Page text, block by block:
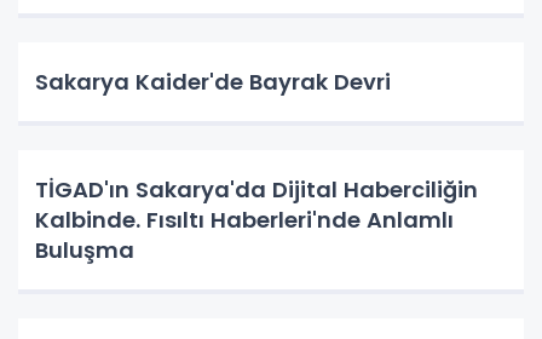
Sakarya Kaider'de Bayrak Devri
TİGAD'ın Sakarya'da Dijital Haberciliğin
Kalbinde. Fısıltı Haberleri'nde Anlamlı
Buluşma